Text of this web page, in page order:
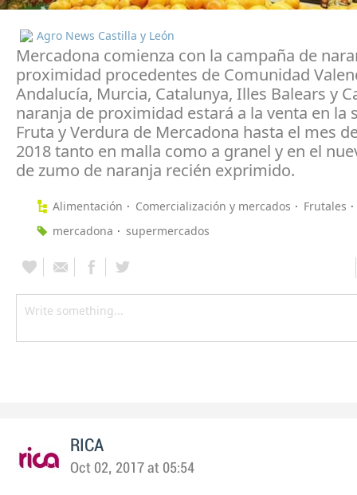
Agro News Castilla y León
Mercadona comienza con la campaña de
proximidad procedentes de Comunidad
Andalucía, Murcia, Catalunya, Illes Balears y
naranja de proximidad estará a la venta en la
Fruta y Verdura de Mercadona hasta el mes
2018 tanto en malla como a granel y en el
de zumo de naranja recién exprimido.
Alimentación Comercialización y mercados
Frutales
mercadona
supermercados
RICA
Oct 02, 2017 at 05:54